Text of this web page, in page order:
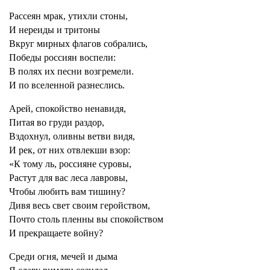
Рассеян мрак, утихли стоны,
И нереиды и тритоны
Вкруг мирных флагов собрались,
Победы россиян воспели:
В полях их песни возгремели.
И по вселенной разнеслись.
Арей, спокойство ненавидя,
Питая во груди раздор,
Вздохнул, оливны ветви видя,
И рек, от них отвлекши взор:
«К тому ль, россияне суровы,
Растут для вас леса лавровы,
Чтобы любить вам тишину?
Дивя весь свет своим геройством,
Почто столь пленны вы спокойством
И прекращаете войну?
Среди огня, мечей и дыма